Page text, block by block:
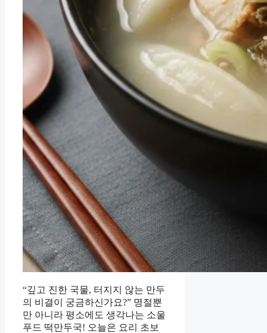
“깊고 진한 국물, 터지지 않는 만두
의 비결이 궁금하신가요?” 명절뿐
만 아니라 평소에도 생각나는 소울
푸드 떡만두국! 오늘은 요리 초보